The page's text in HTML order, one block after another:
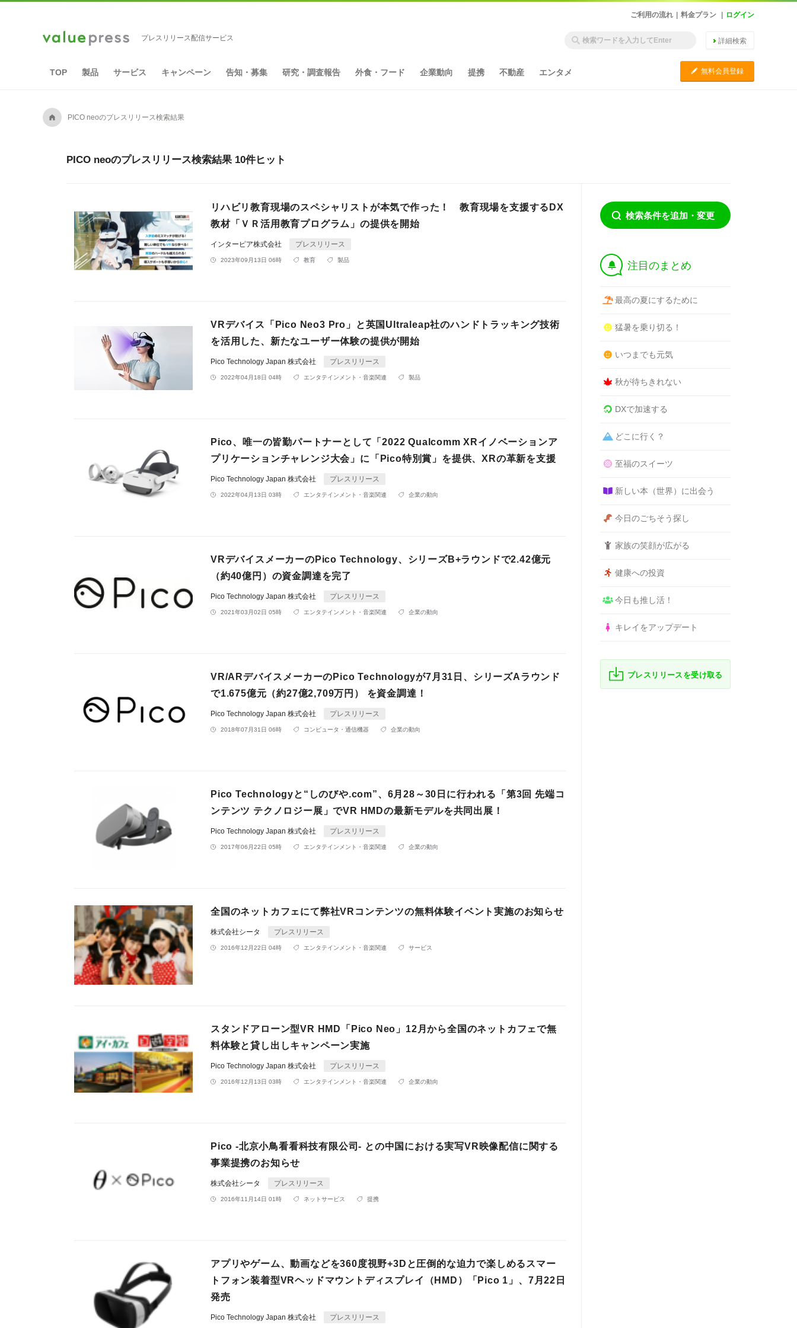
ご利用の流れ 料金プラン ログイン
プレスリリース配信サービス 詳細検索
TOP 製品 サービス キャンペーン 告知・募集 研究・調査報告 外食・フード 企業動向 提携 不動産 エンタメ C 無料会員登録
A PICO neoのプレスリリース検索結果
PICO neoのプレスリリース検索結果 10件ヒット
リハビリ教育現場のスペシャリストが本気で作った！ 教育現場を支援するDX
教材「ＶＲ活用教育プログラム」の提供を開始
インターピア株式会社 プレスリリース
2023年09月13日 06時 教育 製品
VRデバイス「Pico Neo3 Pro」と英国Ultraleap社のハンドトラッキング技術
を活用した、新たなユーザー体験の提供が開始
Pico Technology Japan 株式会社 プレスリリース
2022年04月18日 04時 エンタテインメント・音楽関連 製品
Pico、唯一の皆勤パートナーとして「2022 Qualcomm XRイノベーションア
プリケーションチャレンジ大会」に「Pico特別賞」を提供、XRの革新を支援
Pico Technology Japan 株式会社 プレスリリース
2022年04月13日 03時 エンタテインメント・音楽関連 企業の動向
VRデバイスメーカーのPico Technology、シリーズB+ラウンドで2.42億元
（約40億円）の資金調達を完了
Pico Technology Japan 株式会社 プレスリリース
2021年03月02日 05時 エンタテインメント・音楽関連 企業の動向
VR/ARデバイスメーカーのPico Technologyが7月31日、シリーズAラウンド
で1.675億元（約27億2,709万円） を資金調達！
Pico Technology Japan 株式会社 プレスリリース
2018年07月31日 06時 コンピュータ・通信機器 企業の動向
Pico Technologyと“しのびや.com”、6月28～30日に行われる「第3回 先端コ
ンテンツ テクノロジー展」でVR HMDの最新モデルを共同出展！
Pico Technology Japan 株式会社 プレスリリース
2017年06月22日 05時 エンタテインメント・音楽関連 企業の動向
全国のネットカフェにて弊社VRコンテンツの無料体験イベント実施のお知らせ
株式会社シータ プレスリリース
2016年12月22日 04時 エンタテインメント・音楽関連 サービス
スタンドアローン型VR HMD「Pico Neo」12月から全国のネットカフェで無
料体験と貸し出しキャンペーン実施
Pico Technology Japan 株式会社 プレスリリース
2016年12月13日 03時 エンタテインメント・音楽関連 企業の動向
Pico -北京小鳥看看科技有限公司- との中国における実写VR映像配信に関する
事業提携のお知らせ
株式会社シータ プレスリリース
2016年11月14日 01時 ネットサービス 提携
アプリやゲーム、動画などを360度視野+3Dと圧倒的な迫力で楽しめるスマー
トフォン装着型VRヘッドマウントディスプレイ（HMD）「Pico 1」、7月22日
発売
Pico Technology Japan 株式会社 プレスリリース
検索条件を追加・変更
† 注目のまとめ
最高の夏にするために
猛暑を乗り切る！
いつまでも元気
秋が待ちきれない
DXで加速する
どこに行く？
至福のスイーツ
新しい本（世界）に出会う
今日のごちそう探し
家族の笑顔が広がる
健康への投資
今日も推し活！
キレイをアップデート
プレスリリースを受け取る